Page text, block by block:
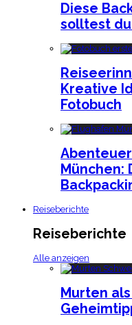
Diese
solltest
Kreative
Fotobuch
München:
Reiseberichte
Reiseberichte
Alle anzeigen
Murten